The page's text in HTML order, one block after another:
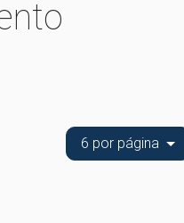
6 por página